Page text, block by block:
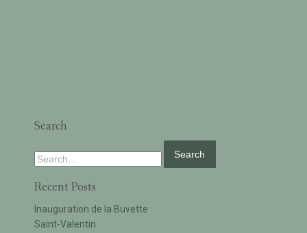
Search
for:
Recent Posts
Inauguration de la Buvette
Saint-Valentin